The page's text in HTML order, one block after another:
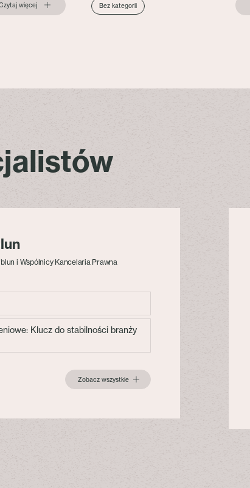
więcej Bez kategorii
i Wspólnicy Kancelaria Prawna
Klucz do stabilności branży
Zobacz wszystkie